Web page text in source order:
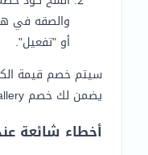
والصقه في
أو "تفعيل".
سيتم خصم قيمة
يضمن لك خصم alsaif gallery الموعود.
أخطاء شائعة